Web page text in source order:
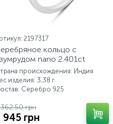
2197317
кольцо с
nano 2.401ct
происхождения: Индия
изделия: 3,38 г.
Серебро 925
грн
945 грн